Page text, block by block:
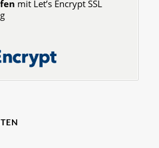
mit Let’s Encrypt SSL